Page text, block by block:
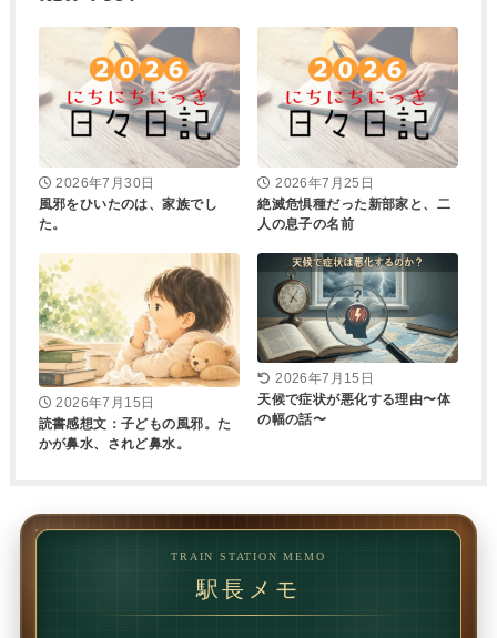
2026年7月30日
風邪をひいたのは、家族でし
た。
2026年7月25日
絶滅危惧種だった新部家と、二
人の息子の名前
2026年7月15日
読書感想文：子どもの風邪。た
かが鼻水、されど鼻水。
2026年7月15日
天候で症状が悪化する理由〜体
の幅の話〜
TRAIN STATION MEMO
駅長メモ